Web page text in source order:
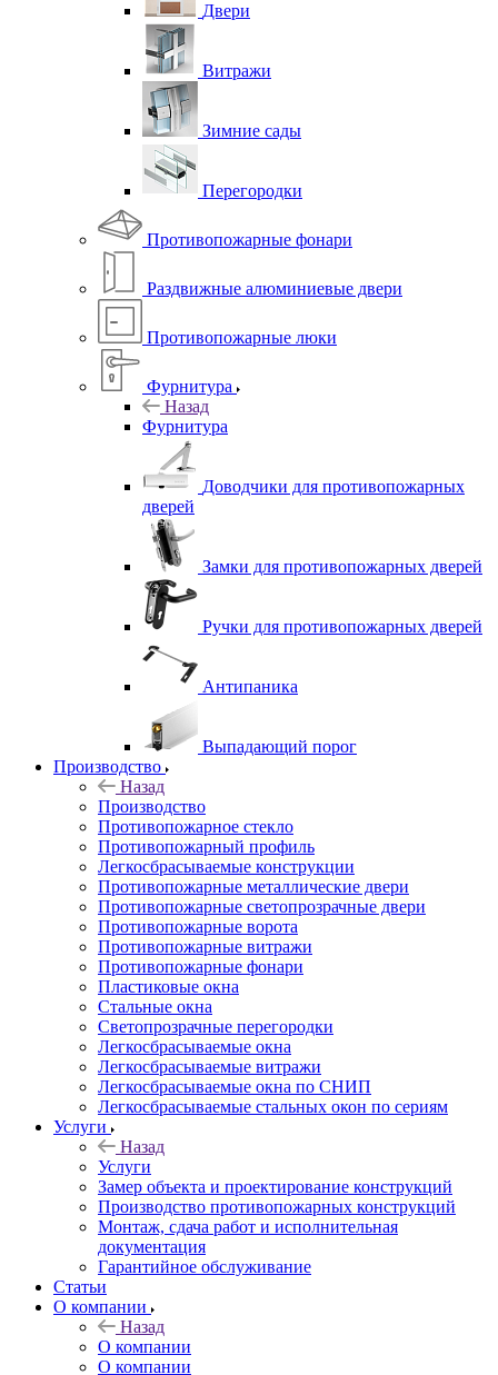
Двери
Витражи
Зимние сады
Перегородки
Противопожарные фонари
Раздвижные алюминиевые двери
Противопожарные люки
Фурнитура
Назад
Фурнитура
Доводчики для противопожарных
дверей
Замки для противопожарных дверей
Ручки для противопожарных дверей
Антипаника
Выпадающий порог
Производство
Назад
Производство
Противопожарное стекло
Противопожарный профиль
Легкосбрасываемые конструкции
Противопожарные металлические двери
Противопожарные светопрозрачные двери
Противопожарные ворота
Противопожарные витражи
Противопожарные фонари
Пластиковые окна
Стальные окна
Светопрозрачные перегородки
Легкосбрасываемые окна
Легкосбрасываемые витражи
Легкосбрасываемые окна по СНИП
Легкосбрасываемые стальных окон по сериям
Услуги
Назад
Услуги
Замер объекта и проектирование конструкций
Производство противопожарных конструкций
Монтаж, сдача работ и исполнительная
документация
Гарантийное обслуживание
Статьи
О компании
Назад
О компании
О компании